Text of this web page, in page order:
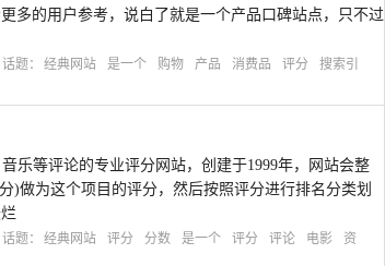
多的用户参考，说白了就是一个产品口碑站点，只不过
| 话题： 经典网站 是一个 购物 产品 消费品 评分
搜索引
乐等评论的专业评分网站，创建于1999年，网站会整
)做为这个项目的评分，然后按照评分进行排名分类划
| 话题： 经典网站 评分 分数 是一个 评分 评论 电影
资